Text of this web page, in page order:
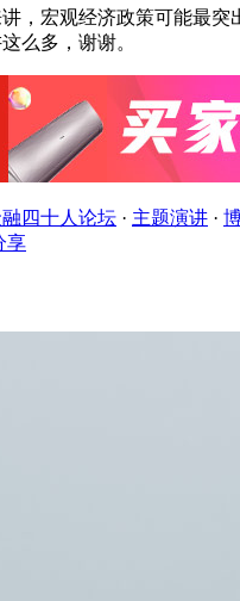
，宏观经济政策可能最
么多，谢谢。
四十人论坛 · 主题演讲 ·
享